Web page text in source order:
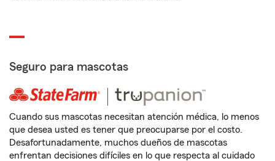
Seguro para mascotas
Cuando sus mascotas necesitan atención médica, lo menos
que desea usted es tener que preocuparse por el costo.
Desafortunadamente, muchos dueños de mascotas
enfrentan decisiones difíciles en lo que respecta al cuidado